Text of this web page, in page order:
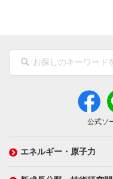
公式ソ
エネルギー・原子力